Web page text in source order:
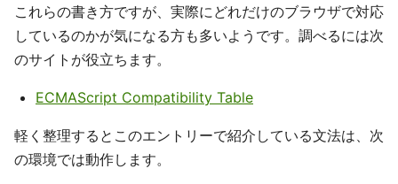
これらの書き方ですが、実際にどれだけのブラウザで対応
しているのかが気になる方も多いようです。調べるには次
のサイトが役立ちます。
ECMAScript Compatibility Table
軽く整理するとこのエントリーで紹介している文法は、次
の環境では動作します。